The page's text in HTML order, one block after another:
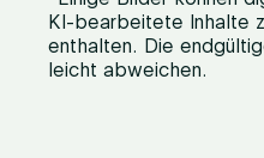
KI-bearbeitete Inhalte
enthalten. Die
leicht abweichen.